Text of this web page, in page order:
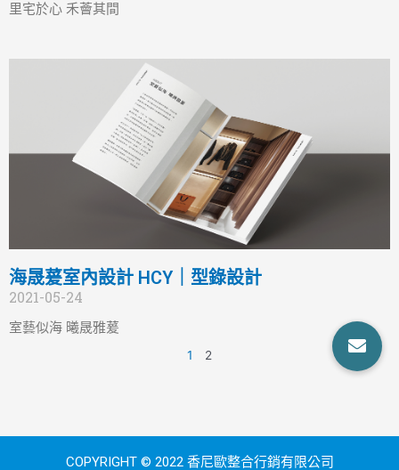
里宅於心 禾薈其間
海晟萲室內設計 HCY｜型錄設計
2021-05-24
室藝似海 曦晟雅萲
1 2
COPYRIGHT © 2022 香尼歐整合行銷有限公司